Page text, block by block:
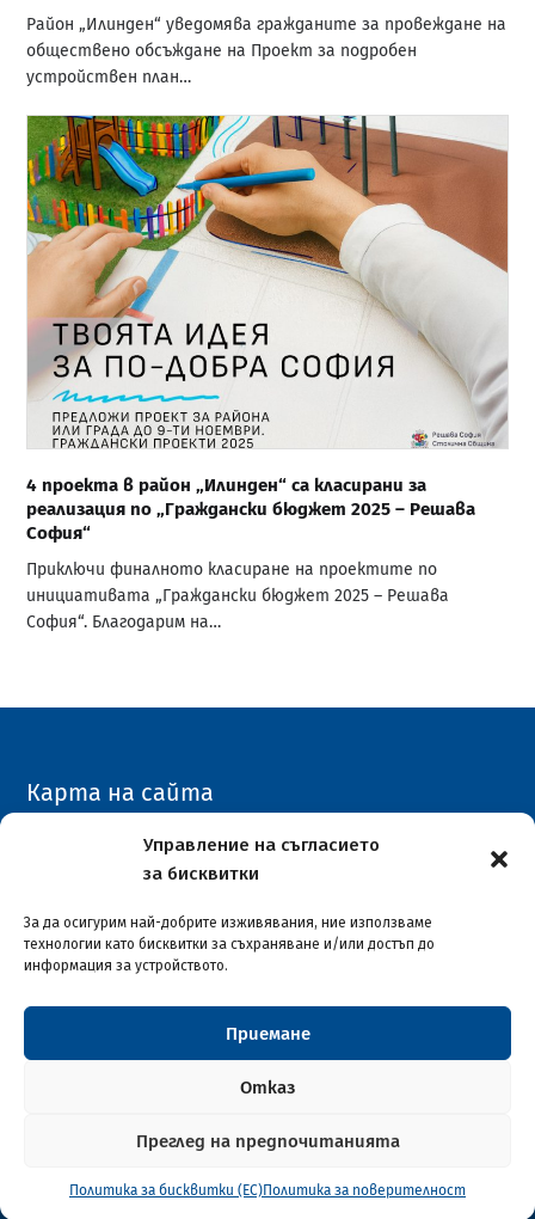
Управление на съгласието
за бисквитки
За да осигурим най-добрите изживявания, ние използваме
технологии като бисквитки за съхраняване и/или достъп до
информация за устройството.
Приемане
Отказ
Преглед на предпочитанията
Политика за бисквитки (ЕС)Политика за поверителност
Район „Илинден“ уведомява гражданите за провеждане на
обществено обсъждане на Проект за подробен
устройствен план…
4 проекта в район „Илинден“ са класирани за
реализация по „Граждански бюджет 2025 – Решава
София“
Приключи финалното класиране на проектите по
инициативата „Граждански бюджет 2025 – Решава
София“. Благодарим на…
Карта на сайта
Архивен сайт
Столична община район "Илинден"© 2026
Софтуерна разработка и поддръжка от ASAP